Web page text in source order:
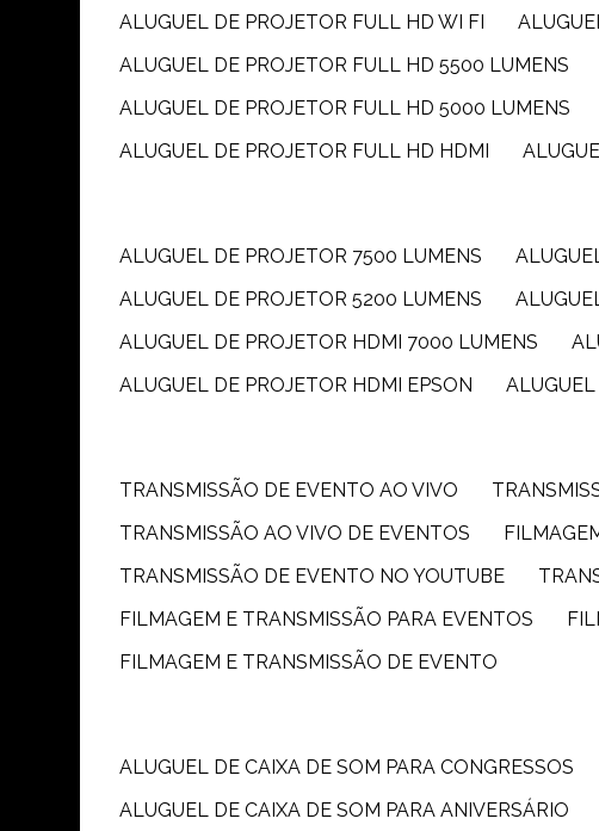
ALUGUEL DE PROJETOR FULL HD WI FI
ALUGUEL DE PROJETOR FULL HD 5500 LUMENS
ALUGUEL DE PROJETOR FULL HD 5000 LUMENS
ALUGUEL DE PROJETOR FULL HD HDMI
ALUGUEL DE PROJETOR 7500 LUMENS
ALUGUEL DE PROJETOR 5200 LUMENS
ALUGUEL DE PROJETOR HDMI 7000 LUMENS
ALUGUEL DE PROJETOR HDMI EPSON
TRANSMISSÃO DE EVENTO AO VIVO
TRANSMISSÃO AO VIVO DE EVENTOS
TRANSMISSÃO DE EVENTO NO YOUTUBE
FILMAGEM E TRANSMISSÃO PARA EVENTOS
FILMAGEM E TRANSMISSÃO DE EVENTO
ALUGUEL DE CAIXA DE SOM PARA CONGRESSOS
ALUGUEL DE CAIXA DE SOM PARA ANIVERSÁRIO